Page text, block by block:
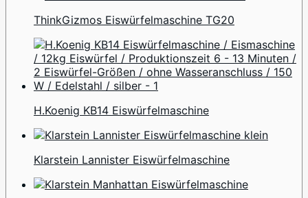
ThinkGizmos Eiswürfelmaschine TG20
H.Koenig KB14 Eiswürfelmaschine
Klarstein Lannister Eiswürfelmaschine